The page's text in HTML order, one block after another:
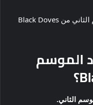
إليك أحدث السبق الصحفي عن الموسم الثاني من Black Doves
الموسم